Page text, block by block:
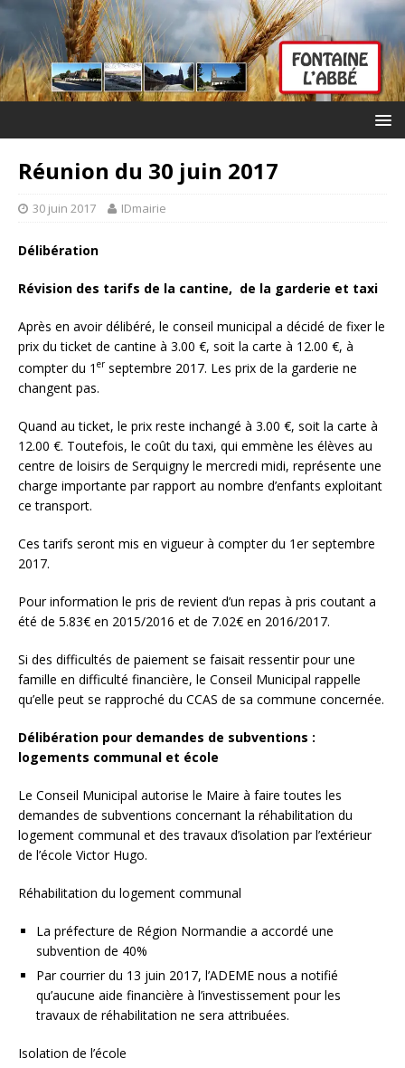
Réunion du 30 juin 2017
30 juin 2017 IDmairie
Délibération
Révision des tarifs de la cantine, de la garderie et taxi
Après en avoir délibéré, le conseil municipal a décidé de fixer le
prix du ticket de cantine à 3.00 €, soit la carte à 12.00 €, à
compter du 1 erseptembre 2017. Les prix de la garderie ne
changent pas.
Quand au ticket, le prix reste inchangé à 3.00 €, soit la carte à
12.00 €. Toutefois, le coût du taxi, qui emmène les élèves au
centre de loisirs de Serquigny le mercredi midi, représente une
charge importante par rapport au nombre d’enfants exploitant
ce transport.
Ces tarifs seront mis en vigueur à compter du 1er septembre
2017.
Pour information le pris de revient d’un repas à pris coutant a
été de 5.83€ en 2015/2016 et de 7.02€ en 2016/2017.
Si des difficultés de paiement se faisait ressentir pour une
famille en difficulté financière, le Conseil Municipal rappelle
qu’elle peut se rapproché du CCAS de sa commune concernée.
Délibération pour demandes de subventions :
logements communal et école
Le Conseil Municipal autorise le Maire à faire toutes les
demandes de subventions concernant la réhabilitation du
logement communal et des travaux d’isolation par l’extérieur
de l’école Victor Hugo.
Réhabilitation du logement communal
La préfecture de Région Normandie a accordé une
subvention de 40%
Par courrier du 13 juin 2017, l’ADEME nous a notifié
qu’aucune aide financière à l’investissement pour les
travaux de réhabilitation ne sera attribuées.
Isolation de l’école